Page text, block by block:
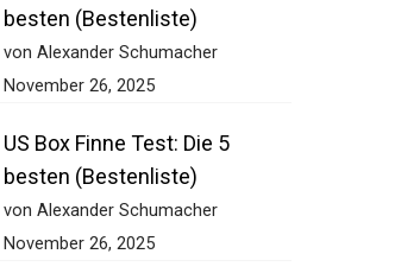
besten (Bestenliste)
von Alexander Schumacher
November 26, 2025
US Box Finne Test: Die 5
besten (Bestenliste)
von Alexander Schumacher
November 26, 2025